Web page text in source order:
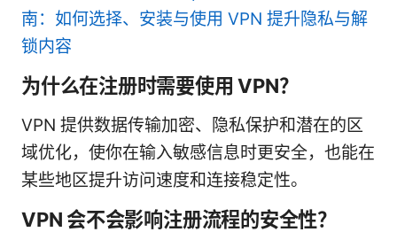
南：如何选择、安装与使用 VPN 提升隐私与解
锁内容
为什么在注册时需要使用 VPN？
VPN 提供数据传输加密、隐私保护和潜在的区
域优化，使你在输入敏感信息时更安全，也能在
某些地区提升访问速度和连接稳定性。
VPN 会不会影响注册流程的安全性？